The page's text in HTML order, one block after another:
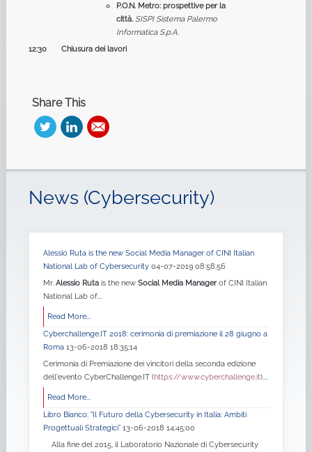
P.O.N. Metro: prospettive per la
città. SISPI Sistema Palermo
Informatica S.p.A.
12:30 Chiusura dei lavori
Share This
News (Cybersecurity)
Alessio Ruta is the new Social Media Manager of CINI Italian
National Lab of Cybersecurity 04-07-2019 08:58:56
Mr. Alessio Rutais the new Social Media Managerof CINI Italian
National Lab of...
Read More...
Cyberchallenge.IT 2018: cerimonia di premiazione il 28 giugno a
Roma 13-06-2018 18:35:14
Cerimonia di Premiazione dei vincitori della seconda edizione
dell'evento CyberChallenge.IT (https://www.cyberchallenge.it)....
Read More...
Libro Bianco: "Il Futuro della Cybersecurity in Italia: Ambiti
Progettuali Strategici” 13-06-2018 14:45:00
Alla fine del 2015, il Laboratorio Nazionale di Cybersecurity